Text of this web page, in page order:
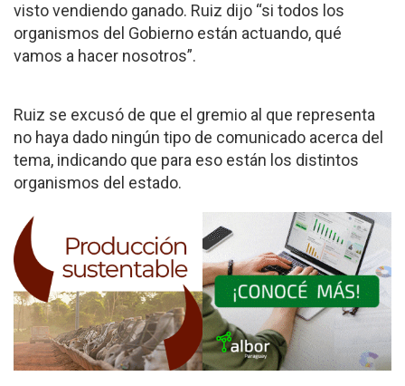
visto vendiendo ganado. Ruiz dijo “si todos los
organismos del Gobierno están actuando, qué
vamos a hacer nosotros”.
Ruiz se excusó de que el gremio al que representa
no haya dado ningún tipo de comunicado acerca del
tema, indicando que para eso están los distintos
organismos del estado.